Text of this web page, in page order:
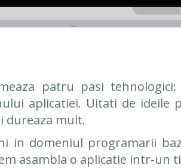
patru pasi
aplicatiei. Uitati de
dureaza mult.
in domeniul programarii
asambla o aplicatie intr-